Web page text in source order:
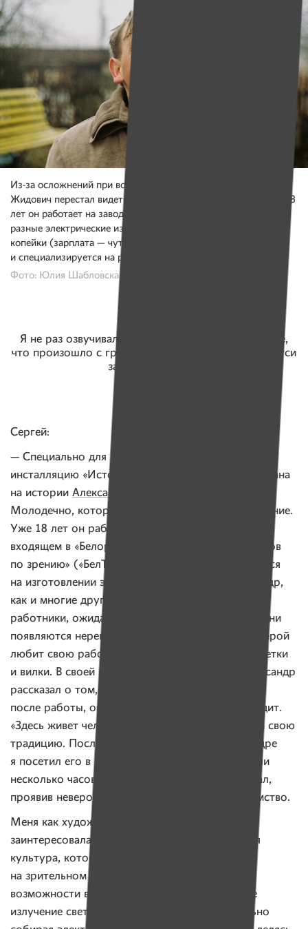
Из-за осложнений при воспалении легких в 11 лет Саша
Жидович перестал видеть, но не перестал любить свет. Уже 18
лет он работает на заводе, который изготавливает самые
разные электрические изделия. Саша работает за сущие
копейки (зарплата — чуть больше 60 рублей)
и специализируется на розетках и вилках.
Фото: Юлия Шабловская, Имена
Я не раз озвучивал, что журнал «Имена» — лучшее,
что произошло с гражданским обществом в Беларуси
за последний год.
Сергей:
— Специально для выставки я подготовил
инсталляцию «Источник света». Эта работа основана
на истории Александра Жидовича
Молодечно, который довольно рано потерял зрение.
Уже 18 лет он работает на предприятии «Энва»,
входящем в «Белорусское товарищество инвалидов
по зрению» («БелТИЗ»), которое специализируется
на изготовлении электрических изделий. Александр,
как и многие другие незрячие или слабовидящие
работники, ожидает заказы от предприятия, но они
появляются нерегулярно и за копейки. Но мой герой
любит свою работу, ему нравится собирать розетки
и вилки. В своей истории журналу «Имена» Александр
рассказал о том, что, когда возвращается домой
после работы, он включает свет, который не видит.
«Здесь живет человек!» — гордо объясняет Саша свою
традицию. После прочтения статьи об Александре
я посетил его в Молодечно, где мы проговорили
несколько часов о его жизни. Он многое показал,
проявив невероятную открытость и гостеприимство.
Меня как художника история Александра
заинтересовала именно потому, что визуальная
культура, которой я занимаюсь, основана
на зрительном восприятии. Герой же лишен
возможности воспринимать электромагнитное
излучение света, но отдает свет иначе: буквально